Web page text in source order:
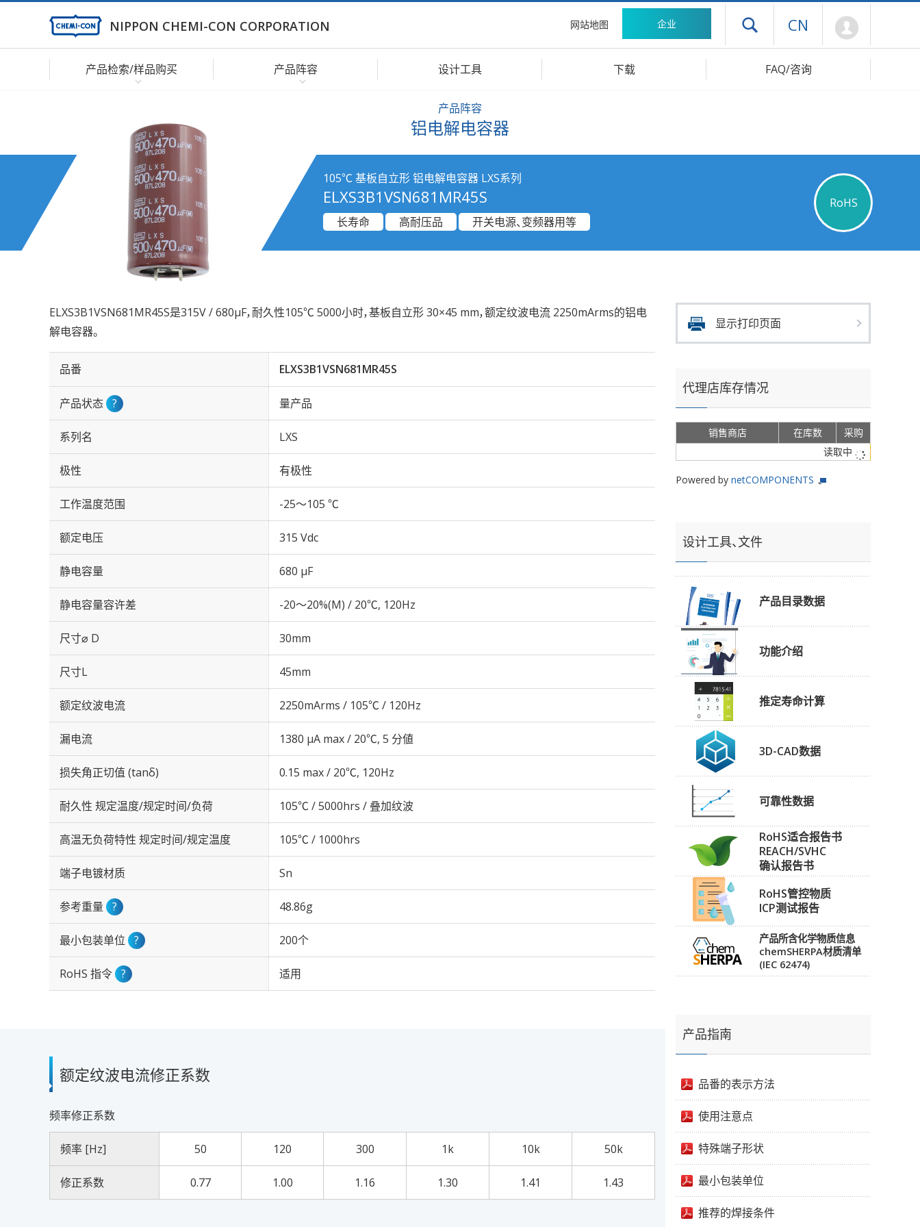
NIPPON CHEMI-CON CORPORATION 网站地图 企业 打开抽屉菜单
CN
产品检索/样品购买 产品阵容 设计工具 下载 FAQ/咨询
产品阵容
铝电解电容器
105℃ 基板自立形 铝电解电容器 LXS系列
ELXS3B1VSN681MR45S
RoHS
长寿命
高耐压品 开关电源、变频器用等
ELXS3B1VSN681MR45S是315V / 680µF，耐久性105℃ 5000小时，基板自立形 30×45 mm，额定纹波电流 2250mArms的铝电
解电容器。
品番 ELXS3B1VSN681MR45S
产品状态 ? 量产品
系列名 LXS
极性 有极性
工作温度范围 -25～105 ℃
额定电压 315 Vdc
静电容量 680 µF
静电容量容许差 -20～20%(M) / 20℃, 120Hz
尺寸⌀ D 30mm
尺寸L 45mm
额定纹波电流 2250mArms / 105℃ / 120Hz
漏电流 1380 μA max / 20℃, 5 分値
损失角正切值 (tanδ) 0.15 max / 20℃, 120Hz
耐久性 规定温度/规定时间/负荷 105℃ / 5000hrs / 叠加纹波
高温无负荷特性 规定时间/规定温度 105℃ / 1000hrs
端子电镀材质 Sn
参考重量 ? 48.86g
最小包装单位 ? 200个
RoHS 指令 ? 适用
额定纹波电流修正系数
频率修正系数
频率 [Hz] 50 120 300 1k 10k 50k
修正系数 0.77 1.00 1.16 1.30 1.41 1.43
显示打印页面
代理店库存情况
销售商店 在库数
采购
读取中
Powered by netCOMPONENTS
设计工具、文件
产品目录数据
功能介绍
推定寿命计算
3D-CAD数据
可靠性数据
RoHS适合报告书
REACH/SVHC
确认报告书
RoHS管控物质
ICP测试报告
产品所含化学物质信息
chemSHERPA材质清单
(IEC 62474)
产品指南
品番的表示方法
使用注意点
特殊端子形状
最小包装单位
推荐的焊接条件